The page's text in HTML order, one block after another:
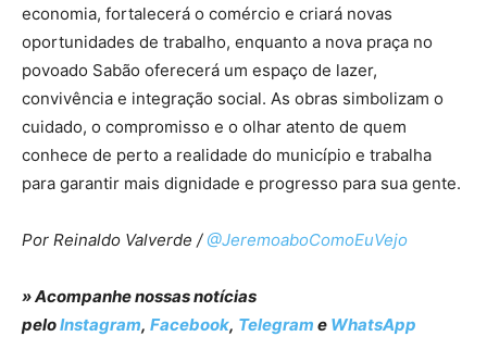
economia, fortalecerá o comércio e criará novas
oportunidades de trabalho, enquanto a nova praça no
povoado Sabão oferecerá um espaço de lazer,
convivência e integração social. As obras simbolizam o
cuidado, o compromisso e o olhar atento de quem
conhece de perto a realidade do município e trabalha
para garantir mais dignidade e progresso para sua gente.
Por Reinaldo Valverde / @JeremoaboComoEuVejo
» Acompanhe nossas notícias
peloInstagram, Facebook, Telegram e WhatsApp